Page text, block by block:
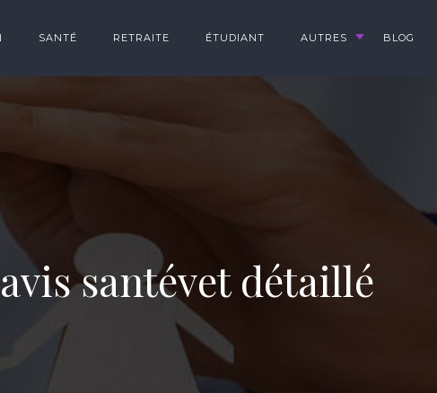
SANTÉ RETRAITE ÉTUDIANT AUTRES BLOG
santévet détaillé